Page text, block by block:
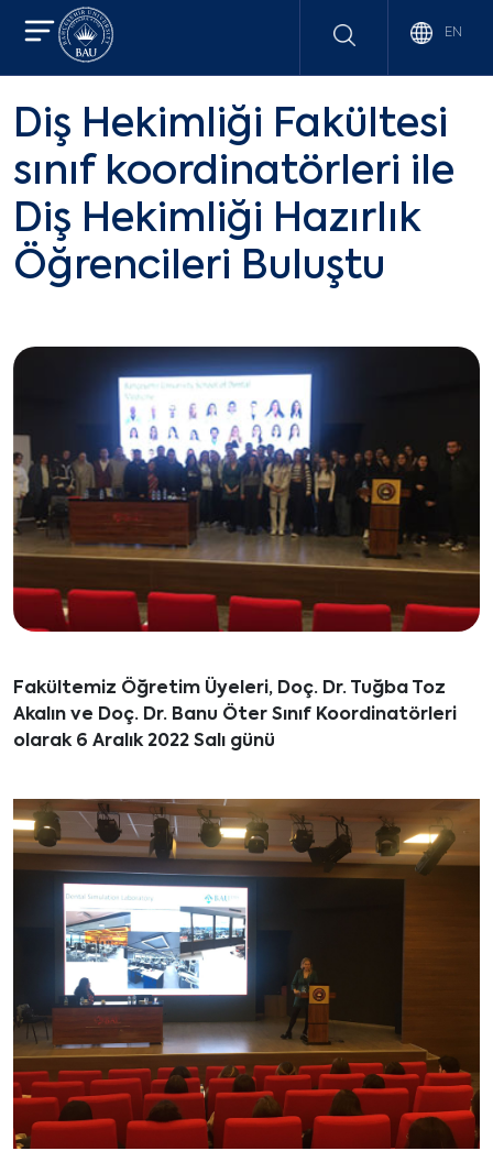
EN
Diş Hekimliği Fakültesi
sınıf koordinatörleri ile
Diş Hekimliği Hazırlık
Öğrencileri Buluştu
Fakültemiz Öğretim Üyeleri, Doç. Dr. Tuğba Toz
Akalın ve Doç. Dr. Banu Öter Sınıf Koordinatörleri
olarak 6 Aralık 2022 Salı günü